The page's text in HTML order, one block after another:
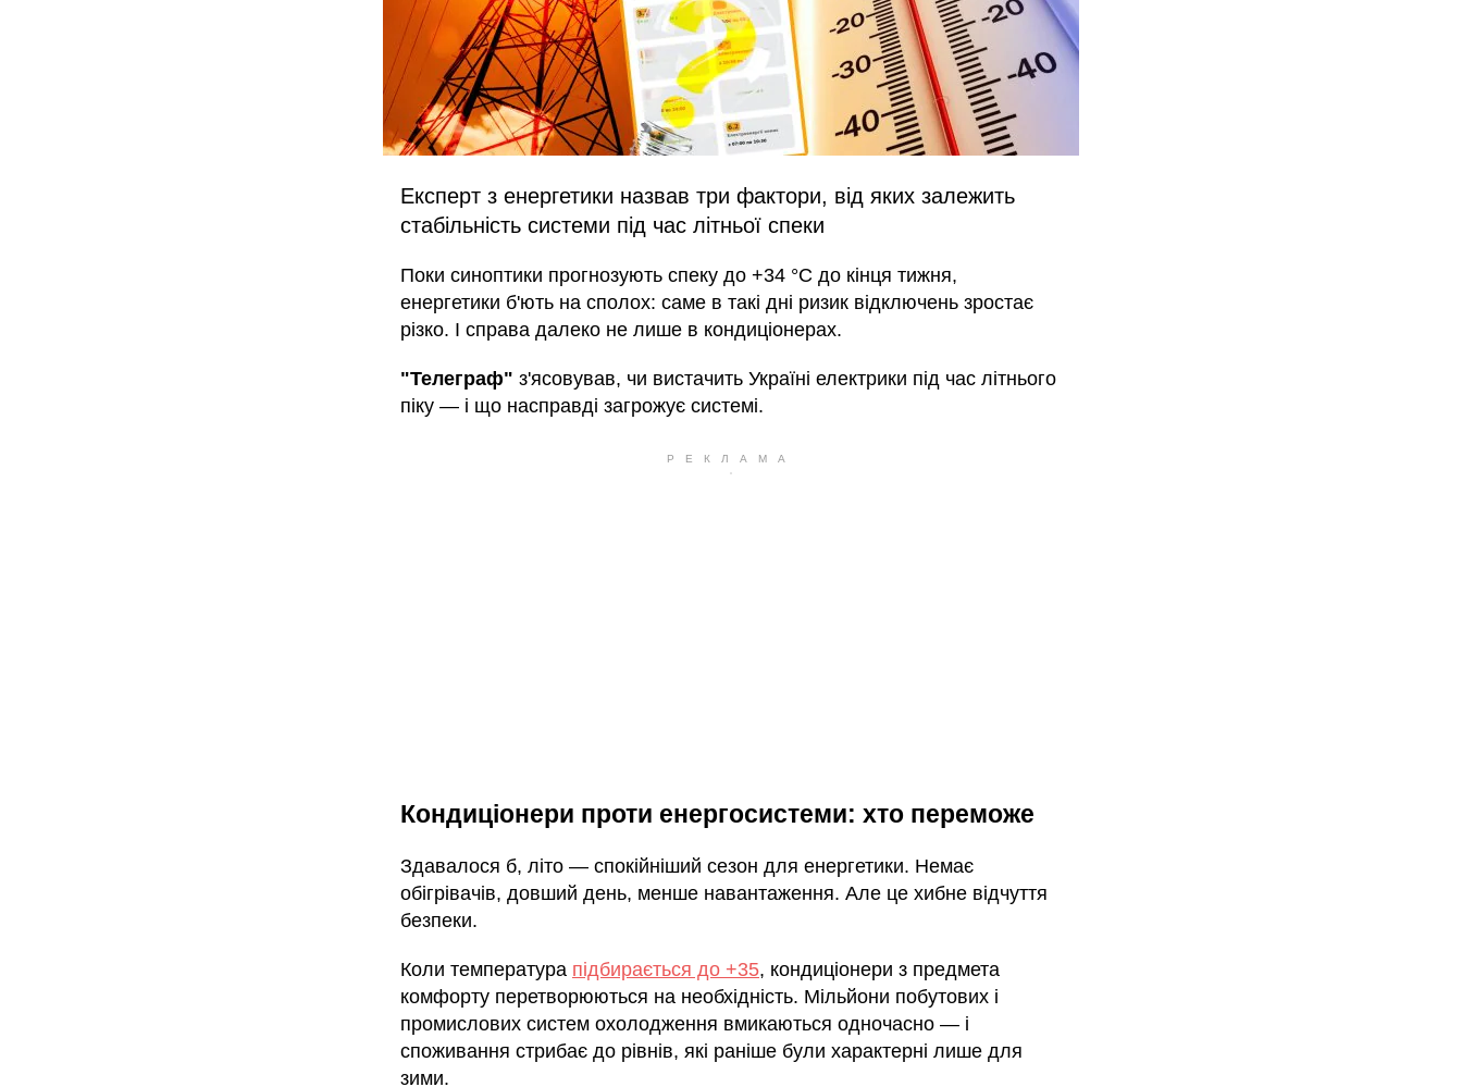
Експерт з енергетики назвав три фактори, від яких залежить
стабільність системи під час літньої спеки
Поки синоптики прогнозують спеку до +34 °С до кінця тижня,
енергетики б'ють на сполох: саме в такі дні ризик відключень зростає
різко. І справа далеко не лише в кондиціонерах.
"Телеграф" з'ясовував, чи вистачить Україні електрики під час літнього
піку — і що насправді загрожує системі.
Кондиціонери проти енергосистеми: хто переможе
Здавалося б, літо — спокійніший сезон для енергетики. Немає
обігрівачів, довший день, менше навантаження. Але це хибне відчуття
безпеки.
Коли температура підбирається до +35, кондиціонери з предмета
комфорту перетворюються на необхідність. Мільйони побутових і
промислових систем охолодження вмикаються одночасно — і
споживання стрибає до рівнів, які раніше були характерні лише для
зими.